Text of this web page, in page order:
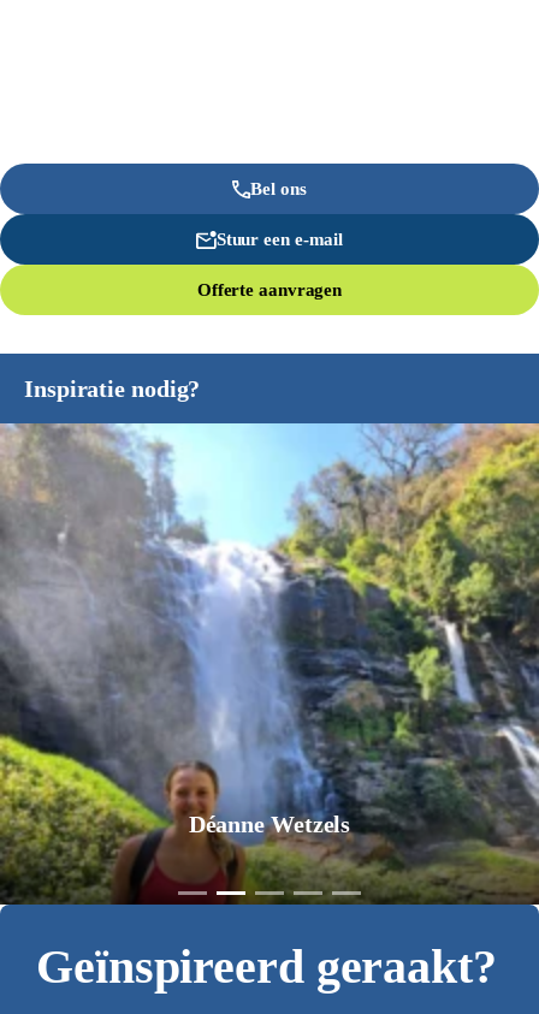
Bel ons
Stuur een e-mail
Offerte aanvragen
Inspiratie nodig?
Déanne Wetzels
Geïnspireerd geraakt?